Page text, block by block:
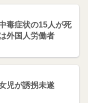
毒症状の15人が死
外国人労働者
児が誘拐未遂